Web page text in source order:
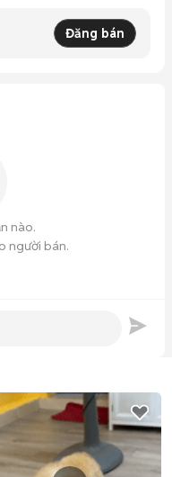
Đăng bán
nào.
người bán.